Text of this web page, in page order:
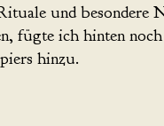
und besondere
fügte ich hinten
hinzu.